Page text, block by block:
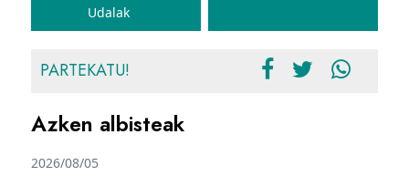
Udalak
PARTEKATU!
Azken albisteak
2026/08/05